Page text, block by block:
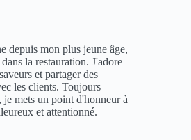
depuis mon plus jeune âge,
la restauration. J'adore
et partager des
les clients. Toujours
mets un point d'honneur à
et attentionné.